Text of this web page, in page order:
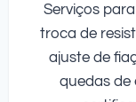
Serviços
troca de
ajuste de
quedas de